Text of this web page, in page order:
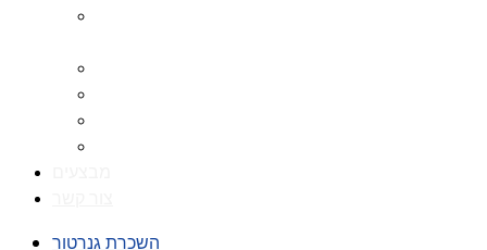
השכרת גנרטור